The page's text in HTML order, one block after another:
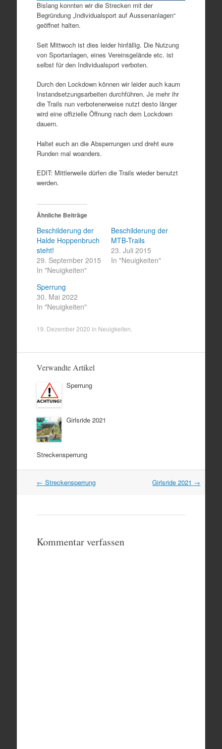
Bislang konnten wir die Strecken mit der
Begründung „Individualsport auf Aussenanlagen“
geöffnet halten.
Seit Mittwoch ist dies leider hinfällig. Die Nutzung
von Sportanlagen, eines Vereinsgelände etc. ist
selbst für den Individualsport verboten.
Durch den Lockdown können wir leider auch kaum
Instandsetzungsarbeiten durchführen. Je mehr ihr
die Trails nun verbotenerweise nutzt desto länger
wird eine offizielle Öffnung nach dem Lockdown
dauern.
Haltet euch an die Absperrungen und dreht eure
Runden mal woanders.
EDIT: Mittlerweile dürfen die Trails wieder benutzt
werden.
Ähnliche Beiträge
Beschilderung der
Halde Hoppenbruch
steht!
29. September 2015
In "Neuigkeiten"
Beschilderung der
MTB-Trails
23. Juli 2015
In "Neuigkeiten"
Sperrung
30. Mai 2022
In "Neuigkeiten"
19. Dezember 2020 in Neuigkeiten
Verwandte Artikel
Sperrung
Girlsride 2021
Streckensperrung
Artikel
← Streckensperrung Girlsride 2021 →
Kommentar verfassen